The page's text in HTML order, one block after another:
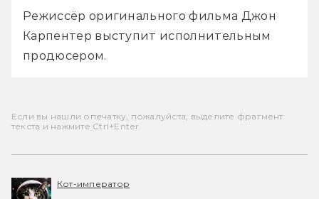
Режиссёр оригинального фильма Джон
Карпентер выступит исполнительным
продюсером.
Если вы нашли опечатку, пожалуйста, выделите фрагмент
текста и нажмите Ctrl+Enter.
Кот-император